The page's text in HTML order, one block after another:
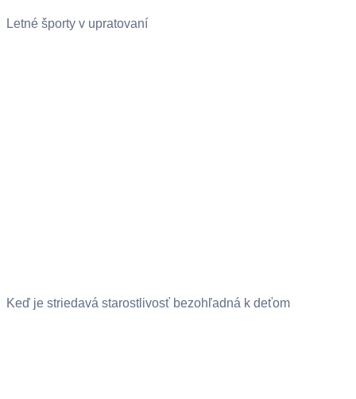
Letné športy v upratovaní
Keď je striedavá starostlivosť bezohľadná k deťom